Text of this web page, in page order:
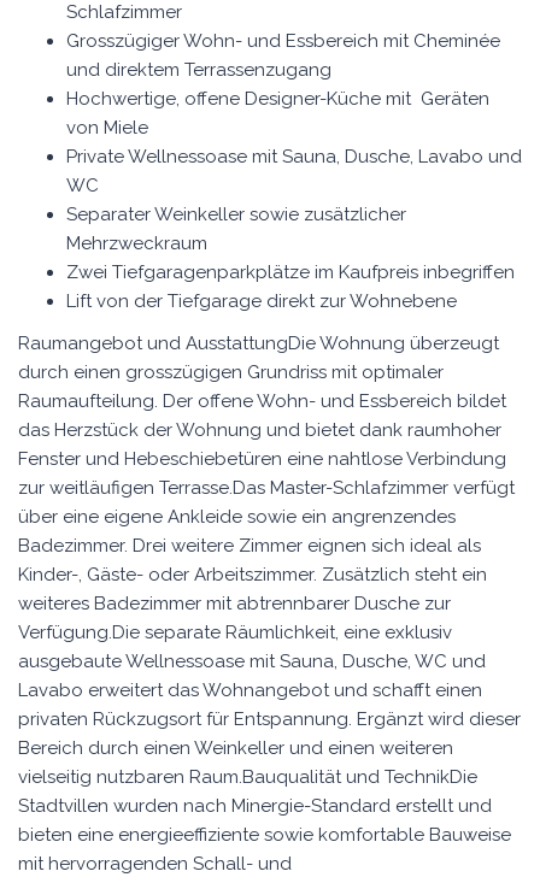
Schlafzimmer
Grosszügiger Wohn- und Essbereich mit Cheminée
und direktem Terrassenzugang
Hochwertige, offene Designer-Küche mit Geräten
von Miele
Private Wellnessoase mit Sauna, Dusche, Lavabo und
WC
Separater Weinkeller sowie zusätzlicher
Mehrzweckraum
Zwei Tiefgaragenparkplätze im Kaufpreis inbegriffen
Lift von der Tiefgarage direkt zur Wohnebene
Raumangebot und AusstattungDie Wohnung überzeugt
durch einen grosszügigen Grundriss mit optimaler
Raumaufteilung. Der offene Wohn- und Essbereich bildet
das Herzstück der Wohnung und bietet dank raumhoher
Fenster und Hebeschiebetüren eine nahtlose Verbindung
zur weitläufigen Terrasse.Das Master-Schlafzimmer verfügt
über eine eigene Ankleide sowie ein angrenzendes
Badezimmer. Drei weitere Zimmer eignen sich ideal als
Kinder-, Gäste- oder Arbeitszimmer. Zusätzlich steht ein
weiteres Badezimmer mit abtrennbarer Dusche zur
Verfügung.Die separate Räumlichkeit, eine exklusiv
ausgebaute Wellnessoase mit Sauna, Dusche, WC und
Lavabo erweitert das Wohnangebot und schafft einen
privaten Rückzugsort für Entspannung. Ergänzt wird dieser
Bereich durch einen Weinkeller und einen weiteren
vielseitig nutzbaren Raum.Bauqualität und TechnikDie
Stadtvillen wurden nach Minergie-Standard erstellt und
bieten eine energieeffiziente sowie komfortable Bauweise
mit hervorragenden Schall- und